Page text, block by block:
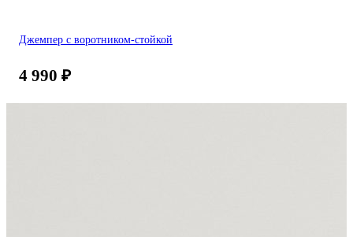
Джемпер с воротником-стойкой
4 990 ₽